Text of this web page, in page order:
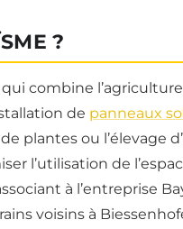
?
combine
de panneaux
plantes ou l’élevage
l’utilisation de
à l’entreprise
voisins à